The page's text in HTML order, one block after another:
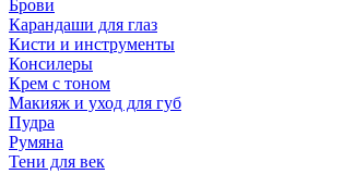
Брови
Карандаши для глаз
Кисти и инструменты
Консилеры
Крем с тоном
Макияж и уход для губ
Пудра
Румяна
Тени для век